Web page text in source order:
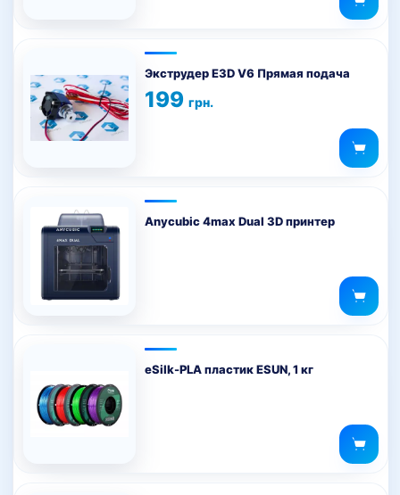
Экструдер E3D V6 Прямая подача
199 грн.
товар
имеет
несколько
вариаций.
странице
товара.
Anycubic 4max Dual 3D принтер
eSilk-PLA пластик ESUN, 1 кг